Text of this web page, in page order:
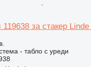
за стакер
- табло с уреди